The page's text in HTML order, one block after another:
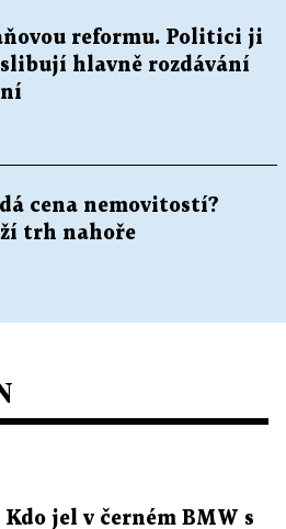
reformu. Politici ji
hlavně rozdávání
cena nemovitostí?
trh nahoře
Kdo jel v černém BMW s